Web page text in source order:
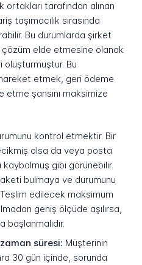
ortakları tarafından alınan
taşımacılık sırasında
Bu durumlarda şirket
elde etmesine olanak
oluşturmuştur. Bu
etmek, geri ödeme
şansını maksimize
kontrol etmektir. Bir
olsa da veya posta
gibi görünebilir.
bulmaya ve durumunu
edilecek maksimum
geniş ölçüde aşılırsa,
süresi: Müşterinin
30 gün içinde, sorunda